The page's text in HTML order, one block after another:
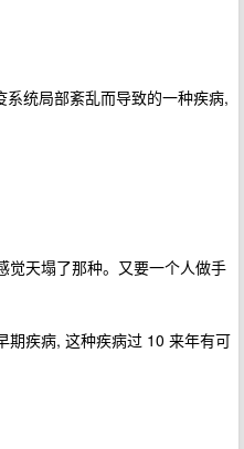
统局部紊乱而导致的一种疾病,
觉天塌了那种。又要一个人做手
期疾病, 这种疾病过 10 来年有可